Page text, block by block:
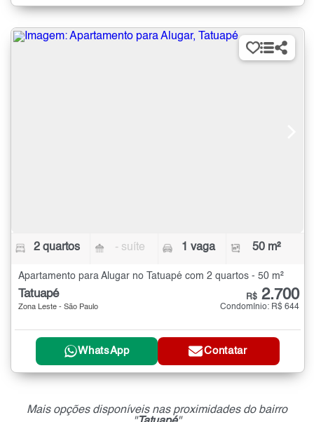
2 quartos - suíte 1 vaga 50 m²
Apartamento para Alugar no Tatuapé com 2 quartos - 50 m²
Tatuapé
Zona Leste - São Paulo
R$ 2.700
Condomínio: R$ 644
WhatsApp Contatar
Mais opções disponíveis nas proximidades do bairro